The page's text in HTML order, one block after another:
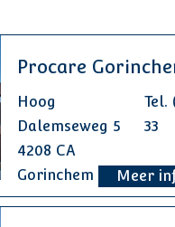
Procare
Hoog
Dalemseweg 5
4208 CA
Gorinchem
Tel.
33
Meer